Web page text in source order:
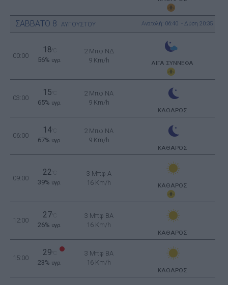
ΣΑΒΒΑΤΟ 8 ΑΥΓΟΥΣΤΟΥ Ανατολή: 06:40 - Δύση 20:35
00:00
18
56% υγρ.
2 Μπφ ΝΔ
9 Km/h
ΛΙΓΑ ΣΥΝΝΕΦΑ
03:00
15
65% υγρ.
2 Μπφ NA
9 Km/h
ΚΑΘΑΡΟΣ
06:00
14°C
67% υγρ.
2 Μπφ NA
9 Km/h
ΚΑΘΑΡΟΣ
09:00
22
39% υγρ.
3 Μπφ Α
16 Km/h
ΚΑΘΑΡΟΣ
12:00
27
26% υγρ.
3 Μπφ BA
16 Km/h
ΚΑΘΑΡΟΣ
15:00
29
23% υγρ.
3 Μπφ BA
16 Km/h
ΚΑΘΑΡΟΣ